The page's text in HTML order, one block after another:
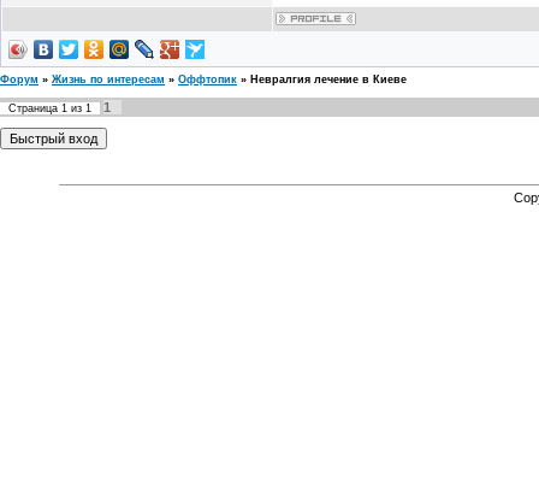
Форум » Жизнь по интересам » Оффтопик » Невралгия лечение в Киеве
Страница 1 из 1 1